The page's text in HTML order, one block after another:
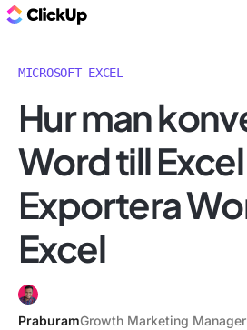
MICROSOFT EXCEL
Hur man
Word till
Exportera
Excel
PraburamGrowth Marketing Manager